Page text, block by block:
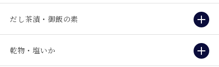
だし茶漬・御飯の素
乾物・塩いか